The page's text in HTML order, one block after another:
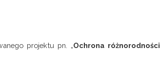
projektu pn. „Ochrona różnorodności